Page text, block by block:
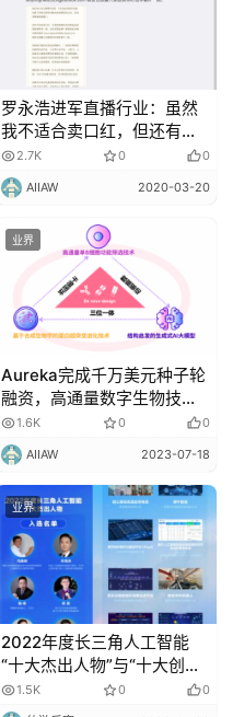
罗永浩进军直播行业：虽然
我不适合卖口红，但还有很
多行业等着我！
2.7K 0 0
AIIAW 2020-03-20
业界
Aureka完成千万美元种子轮
融资，高通量数字生物技术
与AI结合颠覆大分子药物研
发范式
1.6K 0 0
AIIAW 2023-07-18
业界
2022年度长三角人工智能
“十大杰出人物”与“十大创新
应用”榜单发布！
1.5K 0 0